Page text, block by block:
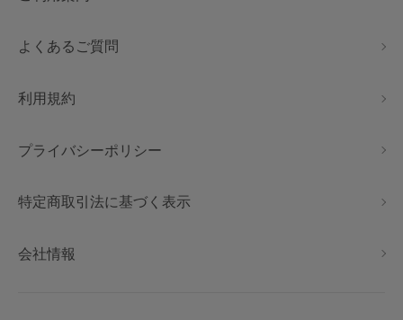
よくあるご質問
利用規約
プライバシーポリシー
特定商取引法に基づく表示
会社情報